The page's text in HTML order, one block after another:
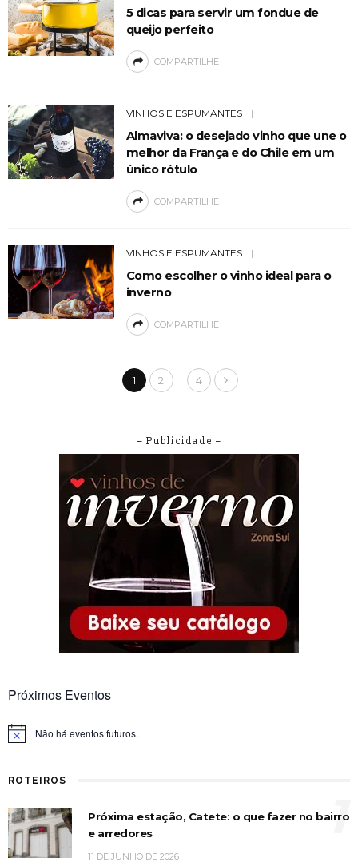
5 dicas para servir um fondue de
queijo perfeito
COMPARTILHE
VINHOS E ESPUMANTES
Almaviva: o desejado vinho que une o
melhor da França e do Chile em um
único rótulo
COMPARTILHE
VINHOS E ESPUMANTES
Como escolher o vinho ideal para o
inverno
COMPARTILHE
1 2 4
– Publicidade –
Próximos Eventos
Notice Não há eventos futuros.
ROTEIROS
Próxima estação, Catete: o que fazer no bairro
e arredores
11 DE JUNHO DE 2026
1